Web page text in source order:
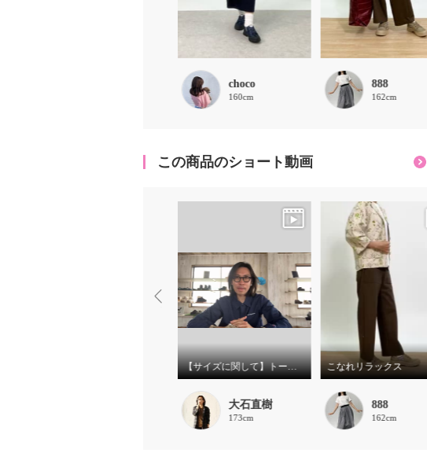
choco
160cm
888
162cm
この商品のショート動画
【サイズに関して】トーキョーキャンプゴー 防水防滑ローカット
大石直樹
173cm
こなれリラックス
888
162cm